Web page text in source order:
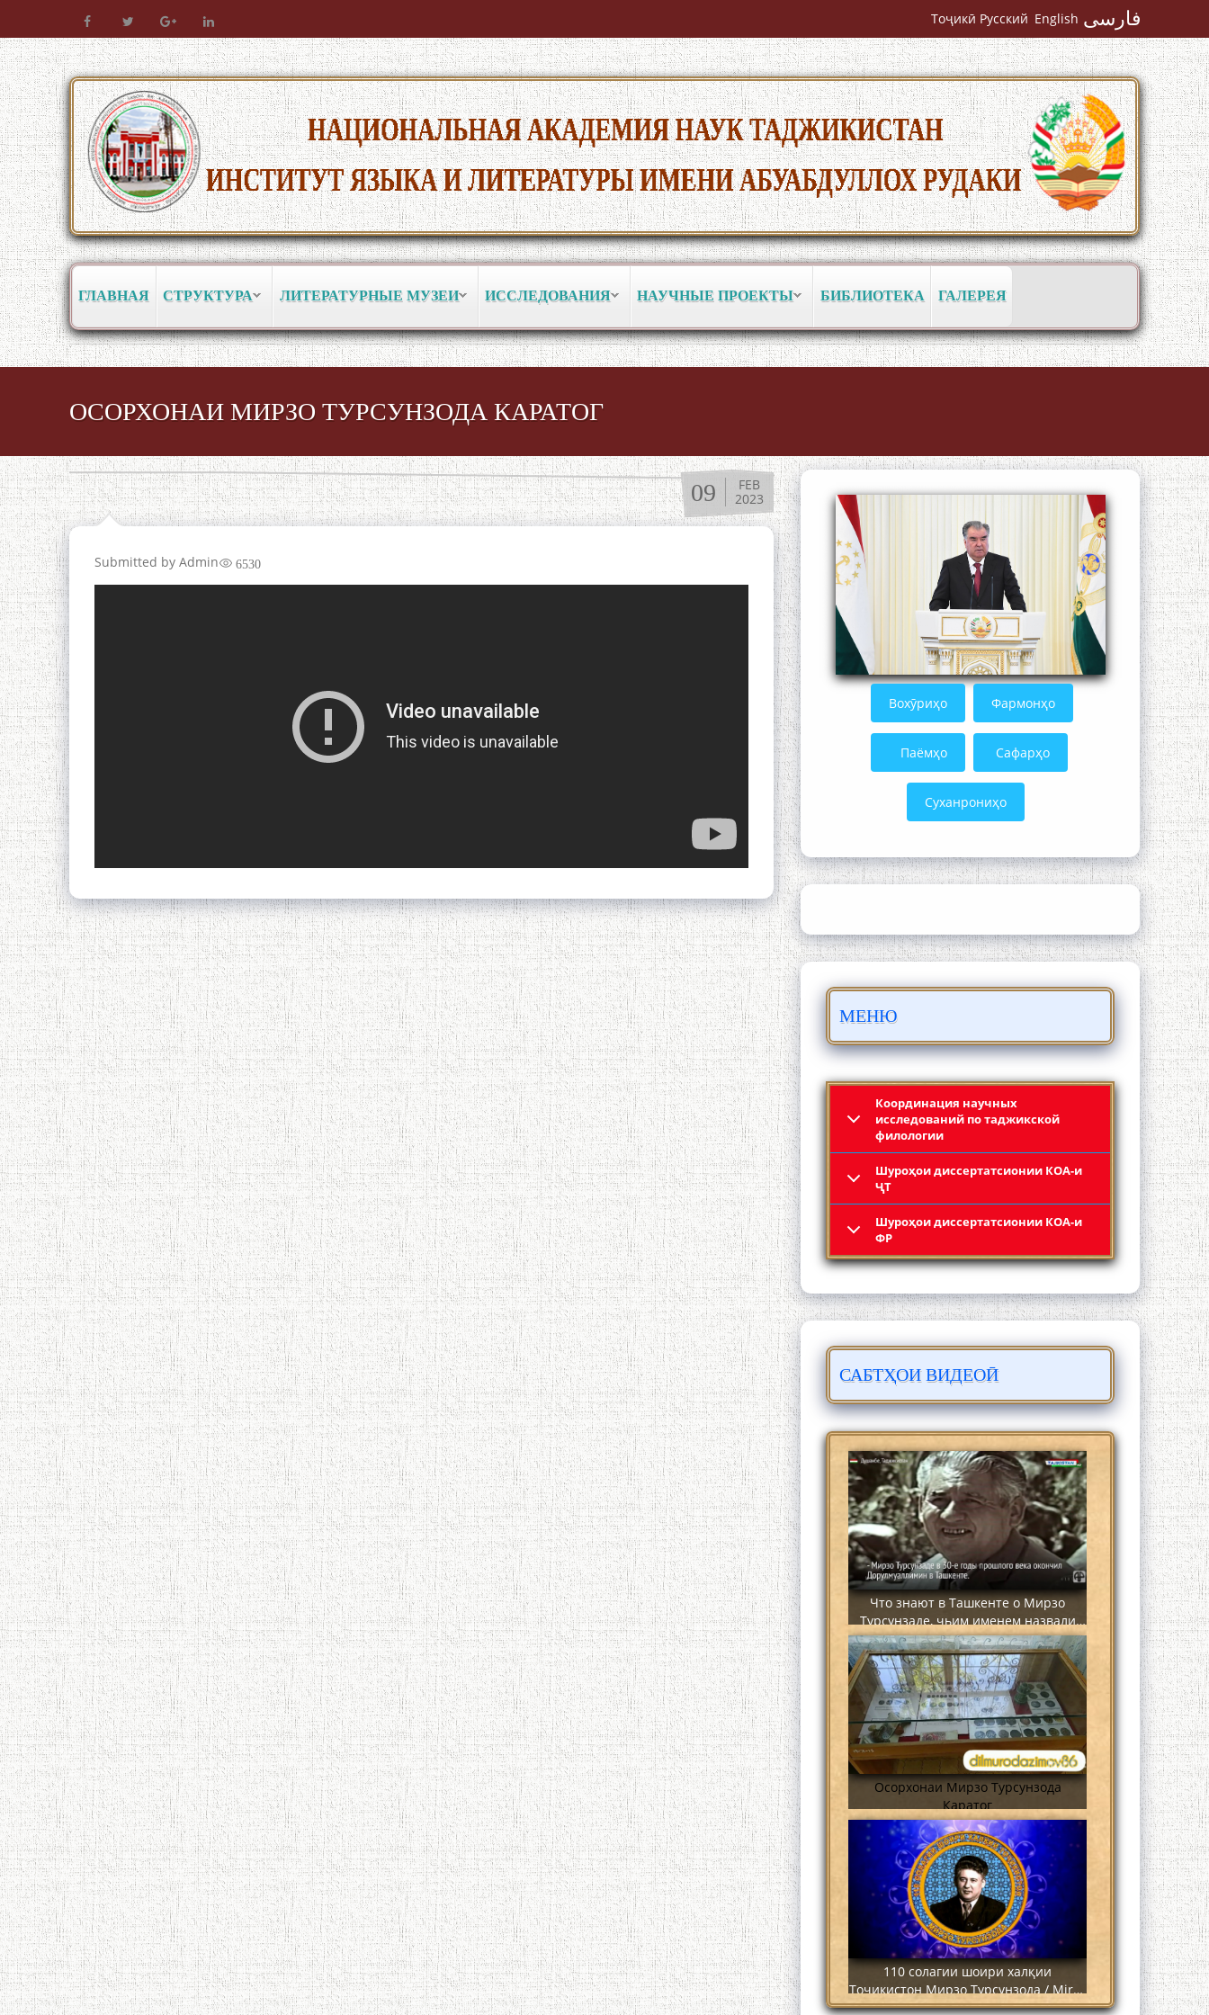
Тоҷикӣ Русский English فارسی
ГЛАВНАЯ СТРУКТУРА ЛИТЕРАТУРНЫЕ МУЗЕИ ИССЛЕДОВАНИЯ НАУЧНЫЕ ПРОЕКТЫ БИБЛИОТЕКА ГАЛЕРЕЯ
ОСОРХОНАИ МИРЗО ТУРСУНЗОДА КАРАТОГ
09
FEB
2023
Submitted by Admin 6530
Вохӯриҳо Фармонҳо
Паёмҳо Сафарҳо
Суханрониҳо
МЕНЮ
Координация научных
исследований по таджикской
филологии
Шyроҳои диссертатсионии КОА-и
ҶТ
Шyроҳои диссертатсионии КОА-и
ФР
САБТҲОИ ВИДЕОӢ
Кадамчо Худои Шарифзода
Раҳимӣ
Осорхонаи адабии Муҳаммадҷон
Раҳимӣ
Қадамҷо: Муҳаммадҷон Раҳимӣ
ЛОҲУТӢ - ФИЛМИ МУСТАНАД
Қадамҷо - Лоҳутӣ
4-уми декабр- зодрӯзи шоири
абадзинда Абулқосим Лоҳутӣ
АБУЛҚОСИМ ЛОҲУТӢ / ABULQOSIM
LOHUTY/
Что знают в Ташкенте о Мирзо
Турсунзаде, чьим именем назвали
станцию метро?
Осорхонаи Мирзо Турсунзода
Каратог
110 солагии шоири халқии
Тоҷикистон Мирзо Турсунзода / Mirzo
Tursunzoda